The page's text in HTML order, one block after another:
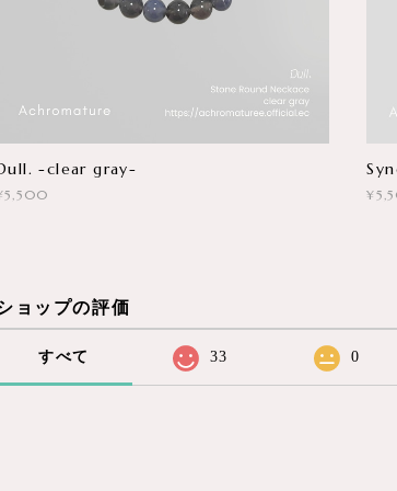
-clear gray-
ョップの評価
すべて 33 0